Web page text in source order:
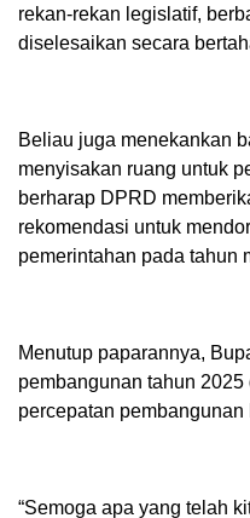
rekan-rekan legislatif,
diselesaikan secara
Beliau juga menekankan
menyisakan ruang untuk
berharap DPRD
rekomendasi untuk
pemerintahan pada tahun
Menutup paparannya,
pembangunan tahun
percepatan pembangunan
“Semoga apa yang telah